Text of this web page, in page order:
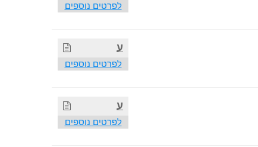
לפרטים נוספים
ע
לפרטים נוספים
ע
לפרטים נוספים